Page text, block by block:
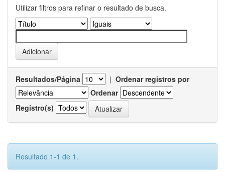
Utilizar filtros para refinar o resultado de busca.
Resultados/Página | Ordenar registros por
Ordenar
Registro(s)
Resultado 1-1 de 1.